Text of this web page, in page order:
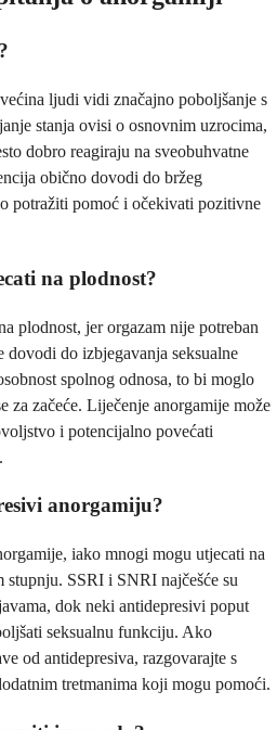
ljudi vidi značajno poboljšanje s
stanja ovisi o osnovnim uzrocima,
dobro reagiraju na sveobuhvatne
obično dovodi do bržeg
potražiti pomoć i očekivati pozitivne
na plodnost?
plodnost, jer orgazam nije potreban
dovodi do izbjegavanja seksualne
spolnog odnosa, to bi moglo
za začeće. Liječenje anorgamije može
i potencijalno povećati
anorgamiju?
iako mnogi mogu utjecati na
SSRI i SNRI najčešće su
dok neki antidepresivi poput
seksualnu funkciju. Ako
od antidepresiva, razgovarajte s
tretmanima koji mogu pomoći.